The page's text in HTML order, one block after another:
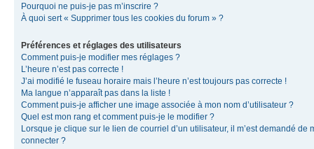
Pourquoi ne puis-je pas m’inscrire ?
À quoi sert « Supprimer tous les cookies du forum » ?
Préférences et réglages des utilisateurs
Comment puis-je modifier mes réglages ?
L’heure n’est pas correcte !
J’ai modifié le fuseau horaire mais l’heure n’est toujours pas correcte !
Ma langue n’apparaît pas dans la liste !
Comment puis-je afficher une image associée à mon nom d’utilisateur ?
Quel est mon rang et comment puis-je le modifier ?
Lorsque je clique sur le lien de courriel d’un utilisateur, il m’est demandé de
connecter ?